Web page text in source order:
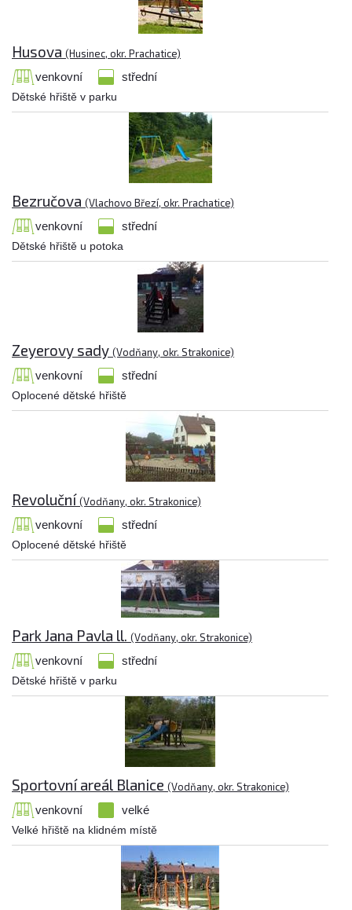
Husova (Husinec, okr. Prachatice)
venkovní střední
Dětské hřiště v parku
Bezručova (Vlachovo Březí, okr. Prachatice)
venkovní střední
Dětské hřiště u potoka
Zeyerovy sady (Vodňany, okr. Strakonice)
venkovní střední
Oplocené dětské hřiště
Revoluční(Vodňany, okr. Strakonice)
venkovní střední
Oplocené dětské hřiště
Park Jana Pavla ll. (Vodňany, okr. Strakonice)
venkovní střední
Dětské hřiště v parku
Sportovní areál Blanice (Vodňany, okr. Strakonice)
venkovní velké
Velké hřiště na klidném místě